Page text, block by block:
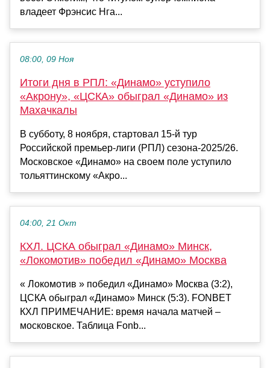
владеет Фрэнсис Нга...
08:00, 09 Ноя
Итоги дня в РПЛ: «Динамо» уступило
«Акрону», «ЦСКА» обыграл «Динамо» из
Махачкалы
В субботу, 8 ноября, стартовал 15-й тур
Российской премьер-лиги (РПЛ) сезона-2025/26.
Московское «Динамо» на своем поле уступило
тольяттинскому «Акро...
04:00, 21 Окт
КХЛ. ЦСКА обыграл «Динамо» Минск,
«Локомотив» победил «Динамо» Москва
« Локомотив » победил «Динамо» Москва (3:2),
ЦСКА обыграл «Динамо» Минск (5:3). FONBET
КХЛ ПРИМЕЧАНИЕ: время начала матчей –
московское. Таблица Fonb...